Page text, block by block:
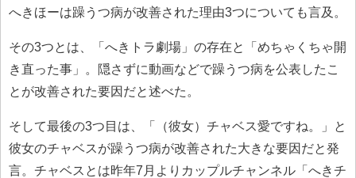
へきほーは躁うつ病が改善された理由3つについても言及。
その3つとは、「へきトラ劇場」の存在と「めちゃくちゃ開
き直った事」。隠さずに動画などで躁うつ病を公表したこ
とが改善された要因だと述べた。
そして最後の3つ目は、「（彼女）チャベス愛ですね。」と
彼女のチャベスが躁うつ病が改善された大きな要因だと発
言。チャベスとは昨年7月よりカップルチャンネル「へきチ